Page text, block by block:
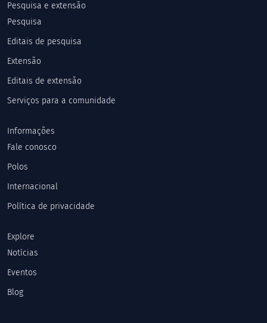
Pesquisa e extensão
Pesquisa
Editais de pesquisa
Extensão
Editais de extensão
Serviços para a comunidade
Informações
Fale conosco
Polos
Internacional
Política de privacidade
Explore
Notícias
Eventos
Blog